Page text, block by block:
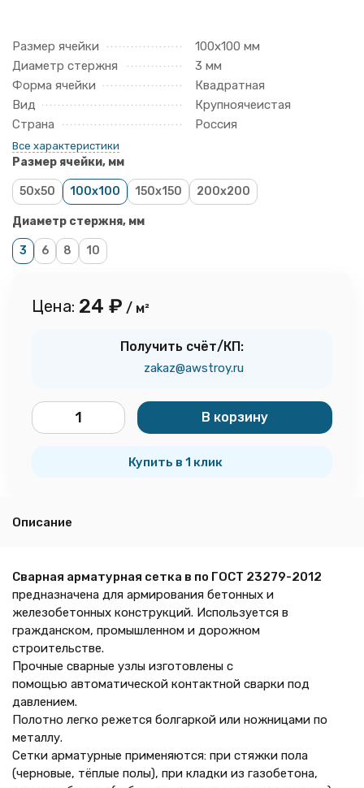
Размер ячейки
100х100 мм
Диаметр стержня
3 мм
Форма ячейки
Квадратная
Вид
Крупноячеистая
Страна
Россия
Все характеристики
Размер ячейки, мм
50x50 100x100 150x150 200x200
Диаметр стержня, мм
3 6 8 10
Цена: 24 ₽ / м²
Получить счёт/КП:
zakaz@awstroy.ru
В корзину
Купить в 1 клик
Описание
Сварная арматурная сетка в по ГОСТ 23279-2012
предназначена для армирования бетонных и
железобетонных конструкций. Используется в
гражданском, промышленном и дорожном
строительстве.
Прочные сварные узлы изготовлены с
помощью автоматической контактной сварки под
давлением.
Полотно легко режется болгаркой или ножницами по
металлу.
Сетки арматурные применяются: при стяжки пола
(черновые, тёплые полы), при кладки из газобетона,